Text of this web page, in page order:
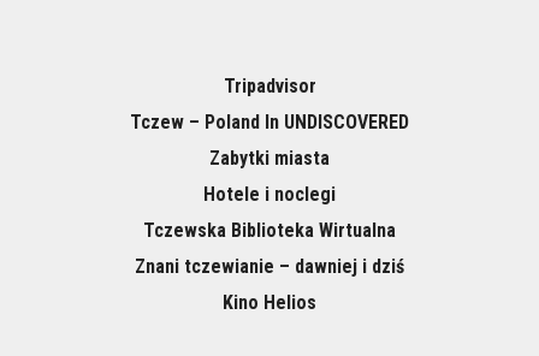
Tripadvisor
Tczew – Poland In UNDISCOVERED
Zabytki miasta
Hotele i noclegi
Tczewska Biblioteka Wirtualna
Znani tczewianie – dawniej i dziś
Kino Helios